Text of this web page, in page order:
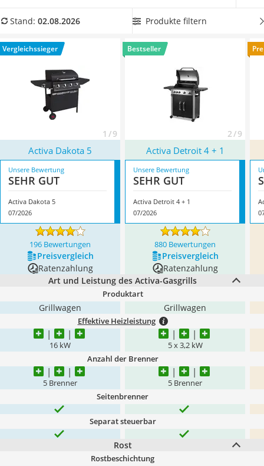
Löschdecke
Winterharte Palmen
Gasdurchlauferhitzer
aus unserer Vergleichstabelle einenActiva-Gasgrill mit
Garraum stets im Auge behalten können und das Grillgut
nicht verbrennt. Überzeugt hat uns hier im August 2026
besonders das Modell
mit seinen
Eigenschaften.
Stand: 02.08.2026 Produkte filtern
Vergleichssieger
1 / 9
Bestseller
2 / 9
Activa Dakota 5 Activa Detroit 4 + 1
Unsere Bewertung
SEHR GUT
Activa Dakota 5
07/2026
Unsere Bewertung
SEHR GUT
Activa Detroit 4 + 1
07/2026
196 Bewertungen 880 Bewertungen
Preis­vergleich
Preis­vergleich
Ratenzahlung
Ratenzahlung
Art und Leistung des Activa-Gasgrills
Produktart
Grillwagen Grillwagen
Effektive Heizleistung
16 kW 5 x 3,2 kW
Anzahl der Brenner
5 Brenner 5 Brenner
Seitenbrenner
Separat steuerbar
Rost
Rostbeschichtung